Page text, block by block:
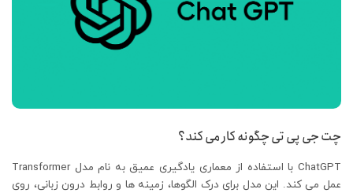
چت جی پی تی چگونه کار می کند؟
ChatGPT با استفاده از معماری یادگیری عمیق به نام مدل Transformer
عمل می کند. این مدل برای درک الگوها، زمینه ها و روابط درون زبانی، روی